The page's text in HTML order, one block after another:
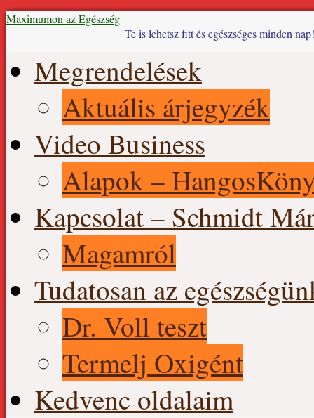
Maximumon az Egészség
Te is lehetsz fitt és egészséges minden nap!
to
contentMegrendelések
Aktuális árjegyzék
Video Business
Alapok –
Kapcsolat – Schmidt
Magamról
Tudatosan az
Dr. Voll teszt
Termelj Oxigént
Kedvenc oldalaim